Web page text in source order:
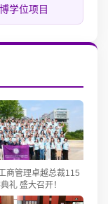
学位项目
商管理卓越总裁115
礼 盛大召开！